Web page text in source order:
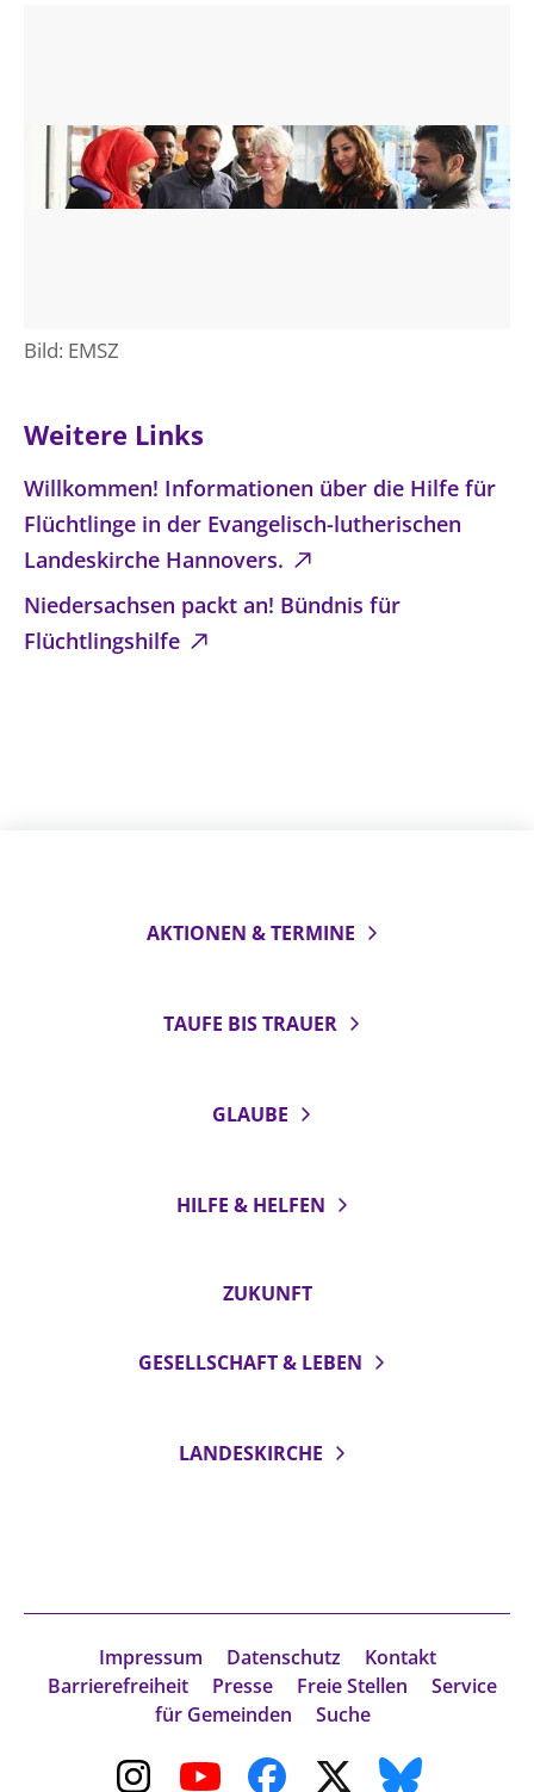
Bild: EMSZ
Weitere Links
Willkommen! Informationen über die Hilfe für
Flüchtlinge in der Evangelisch-lutherischen
Landeskirche Hannovers.
Niedersachsen packt an! Bündnis für
Flüchtlingshilfe
AKTIONEN & TERMINE
TAUFE BIS TRAUER
GLAUBE
HILFE & HELFEN
ZUKUNFT
GESELLSCHAFT & LEBEN
LANDESKIRCHE
Impressum Datenschutz
Kontakt
Barrierefreiheit
Presse Freie Stellen
Service
für Gemeinden
Suche